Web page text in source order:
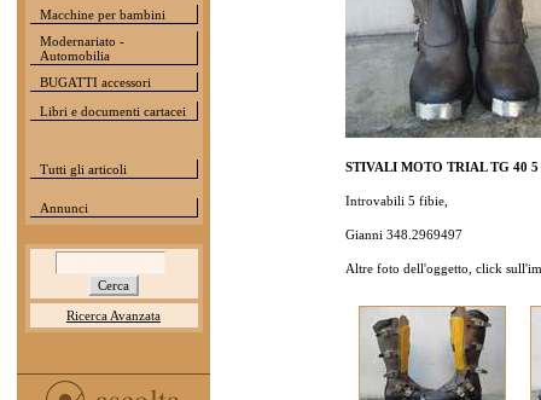
Macchine per bambini
Modernariato -
Automobilia
BUGATTI accessori
Libri e documenti cartacei
Tutti gli articoli
Annunci
Ricerca Avanzata
STIVALI MOTO TRIAL TG 40 5
Introvabili 5 fibie,
Gianni 348.2969497
Altre foto dell'oggetto, click